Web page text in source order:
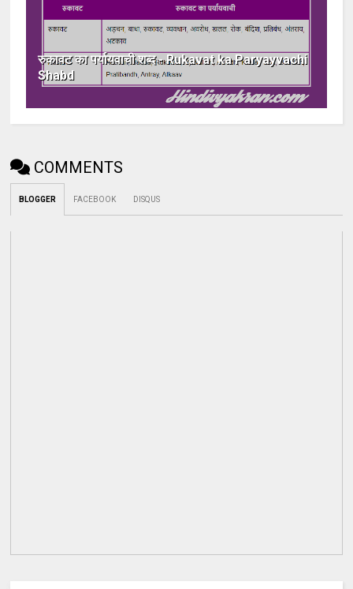
रुकावट का पर्यायवाची शब्द - Rukavat ka Paryayvachi
Shabd
COMMENTS
BLOGGER FACEBOOK DISQUS